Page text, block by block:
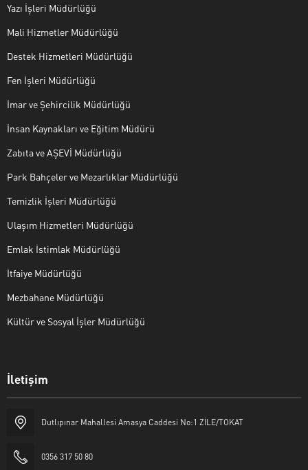
Yazı İşleri Müdürlüğü
Mali Hizmetler Müdürlüğü
Destek Hizmetleri Müdürlüğü
Fen İşleri Müdürlüğü
İmar ve Şehircilik Müdürlüğü
İnsan Kaynakları ve Eğitim Müdürü
Zabıta ve AŞEVİ Müdürlüğü
Park Bahçeler ve Mezarlıklar Müdürlüğü
Temizlik İşleri Müdürlüğü
Ulaşım Hizmetleri Müdürlüğü
Emlak İstimlak Müdürlüğü
İtfaiye Müdürlüğü
Mezbahane Müdürlüğü
Kültür ve Sosyal İşler Müdürlüğü
İletişim
Dutlıpınar Mahallesi Amasya Caddesi No:1 ZİLE/TOKAT
0356 317 50 80